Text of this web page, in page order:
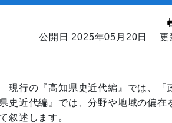
公開日 2025年05月20日
更
行の『高知県史近代編』では、「
史近代編』では、分野や地域の偏在
叙述します。